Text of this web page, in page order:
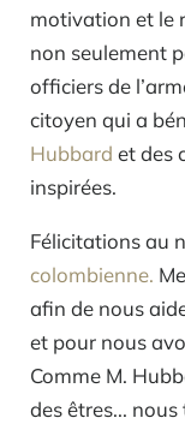
motivation et le
non seulement
officiers de
citoyen qui a
Hubbard et des
inspirées.
Félicitations au
colombienne.
afin de nous
et pour nous
Comme M.
des êtres...